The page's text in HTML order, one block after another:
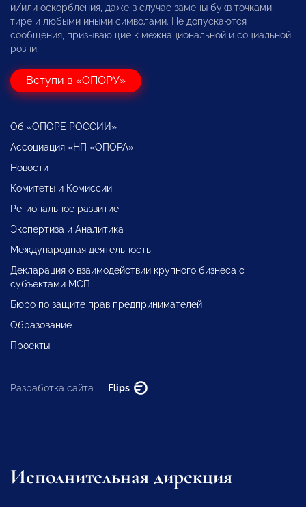
и/или оскорбления, даже в случае замены букв точками,
тире и любыми иными символами. Не допускаются
сообщения, призывающие к межнациональной и социальной
розни.
Вступи в «ОПОРУ»
Об «ОПОРЕ РОССИИ»
Ассоциация «НП «ОПОРА»
Новости
Комитеты и Комиссии
Региональное развитие
Экспертиза и Аналитика
Международная деятельность
Декларация о взаимодействии крупного бизнеса с
субъектами МСП
Бюро по защите прав предпринимателей
Образование
Проекты
Разработка сайта — Flips
Исполнительная дирекция